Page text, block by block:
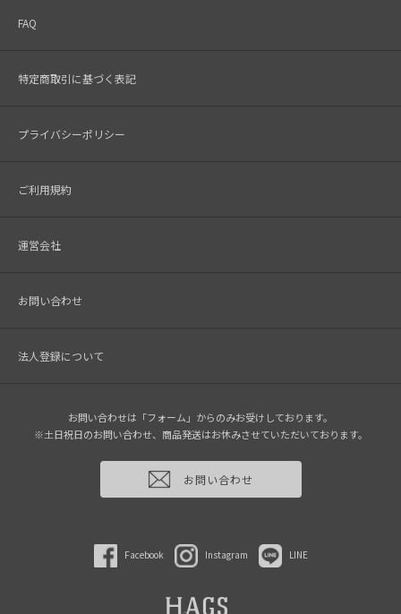
FAQ
特定商取引に基づく表記
プライバシーポリシー
ご利用規約
運営会社
お問い合わせ
法人登録について
お問い合わせは「フォーム」からのみお受けしております。
※土日祝日のお問い合わせ、商品発送はお休みさせていただいております。
お問い合わせ
Facebook Instagram LINE